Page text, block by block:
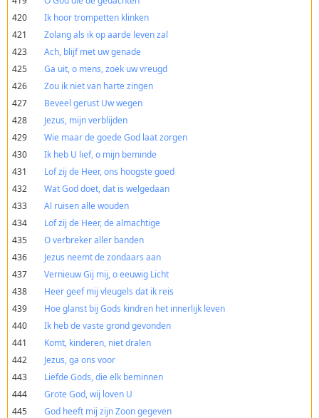
420
Ik hoor trompetten klinken
421
Zolang als ik op aarde leven zal
423
Ach, blijf met uw genade
425
Ga uit, o mens, zoek uw vreugd
426
Zou ik niet van harte zingen
427
Beveel gerust Uw wegen
428
Jezus, mijn verblijden
429
Wie maar de goede God laat zorgen
430
Ik heb U lief, o mijn beminde
431
Lof zij de Heer, ons hoogste goed
432
Wat God doet, dat is welgedaan
433
Al ruisen alle wouden
434
Lof zij de Heer, de almachtige
435
O verbreker aller banden
436
Jezus neemt de zondaars aan
437
Vernieuw Gij mij, o eeuwig Licht
438
Heer geef mij vleugels dat ik reis
439
Hoe glanst bij Gods kindren het innerlijk leven
440
Ik heb de vaste grond gevonden
441
Komt, kinderen, niet dralen
442
Jezus, ga ons voor
443
Liefde Gods, die elk beminnen
444
Grote God, wij loven U
445
God heeft mij zijn Zoon gegeven